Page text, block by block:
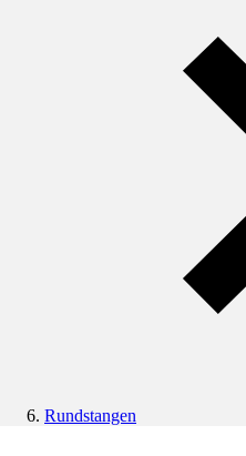
Rundstangen